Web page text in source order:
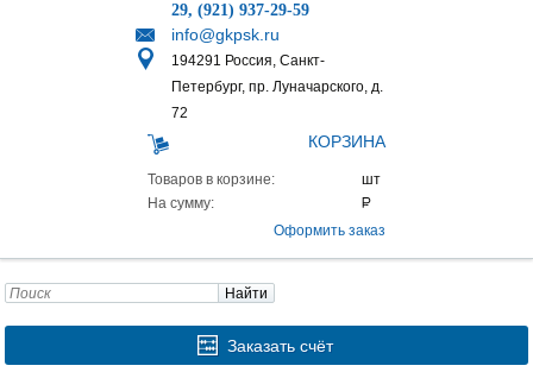
29, (921) 937-29-59
info@gkpsk.ru
194291 Россия, Санкт-
Петербург, пр. Луначарского, д.
72
КОРЗИНА
Товаров в корзине:
На сумму:
Оформить заказ
Найти
Заказать счёт